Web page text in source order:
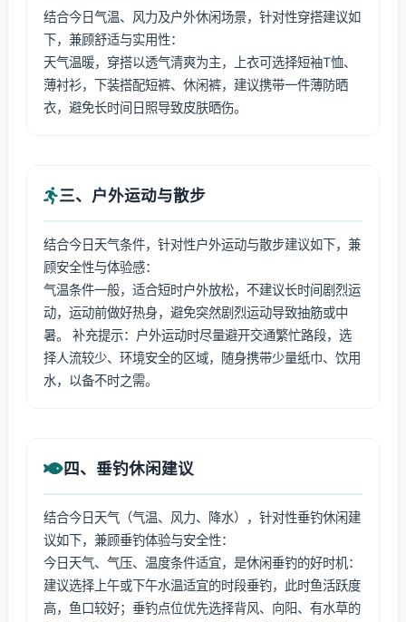
结合今日气温、风力及户外休闲场景，针对性穿搭建议如
下，兼顾舒适与实用性：
天气温暖，穿搭以透气清爽为主，上衣可选择短袖T恤、
薄衬衫，下装搭配短裤、休闲裤，建议携带一件薄防晒
衣，避免长时间日照导致皮肤晒伤。
三、户外运动与散步
结合今日天气条件，针对性户外运动与散步建议如下，兼
顾安全性与体验感：
气温条件一般，适合短时户外放松，不建议长时间剧烈运
动，运动前做好热身，避免突然剧烈运动导致抽筋或中
暑。 补充提示：户外运动时尽量避开交通繁忙路段，选
择人流较少、环境安全的区域，随身携带少量纸巾、饮用
水，以备不时之需。
四、垂钓休闲建议
结合今日天气（气温、风力、降水），针对性垂钓休闲建
议如下，兼顾垂钓体验与安全性：
今日天气、气压、温度条件适宜，是休闲垂钓的好时机：
建议选择上午或下午水温适宜的时段垂钓，此时鱼活跃度
高，鱼口较好；垂钓点位优先选择背风、向阳、有水草的